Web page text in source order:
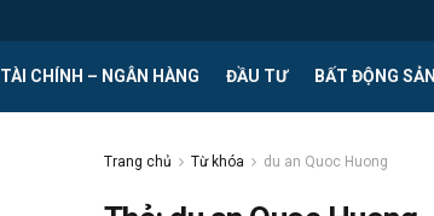
TÀI CHÍNH – NGÂN HÀNG ĐẦU TƯ BẤT ĐỘNG SẢN
Trang chủ Từ khóa du an Quoc Huong